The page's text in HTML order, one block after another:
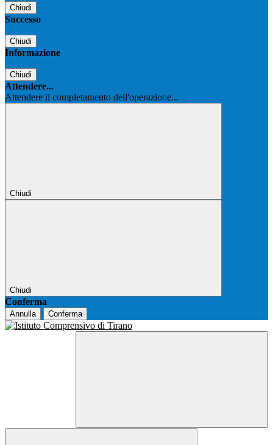
Chiudi
Successo
Chiudi
Informazione
Chiudi
Attendere...
Attendere il completamento dell'operazione...
Chiudi
Chiudi
Conferma
Annulla Conferma